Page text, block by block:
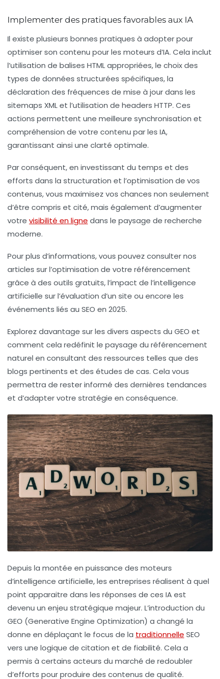
Implementer des pratiques favorables aux IA
Il existe plusieurs bonnes pratiques à adopter pour
optimiser son contenu pour les moteurs d’IA. Cela inclut
l’utilisation de balises HTML appropriées, le choix des
types de données structurées spécifiques, la
déclaration des fréquences de mise à jour dans les
sitemaps XML et l’utilisation de headers HTTP. Ces
actions permettent une meilleure synchronisation et
compréhension de votre contenu par les IA,
garantissant ainsi une clarté optimale.
Par conséquent, en investissant du temps et des
efforts dans la structuration et l’optimisation de vos
contenus, vous maximisez vos chances non seulement
d’être compris et cité, mais également d’augmenter
votre visibilité en ligne dans le paysage de recherche
moderne.
Pour plus d’informations, vous pouvez consulter nos
articles sur l’optimisation de votre référencement
grâce à des outils gratuits, l’impact de l’intelligence
artificielle sur l’évaluation d’un site ou encore les
événements liés au SEO en 2025.
Explorez davantage sur les divers aspects du GEO et
comment cela redéfinit le paysage du référencement
naturel en consultant des ressources telles que des
blogs pertinents et des études de cas. Cela vous
permettra de rester informé des dernières tendances
et d’adapter votre stratégie en conséquence.
Depuis la montée en puissance des moteurs
d’intelligence artificielle, les entreprises réalisent à quel
point apparaitre dans les réponses de ces IA est
devenu un enjeu stratégique majeur. L’introduction du
GEO (Generative Engine Optimization) a changé la
donne en déplaçant le focus de la traditionnelle SEO
vers une logique de citation et de fiabilité. Cela a
permis à certains acteurs du marché de redoubler
d’efforts pour produire des contenus de qualité.